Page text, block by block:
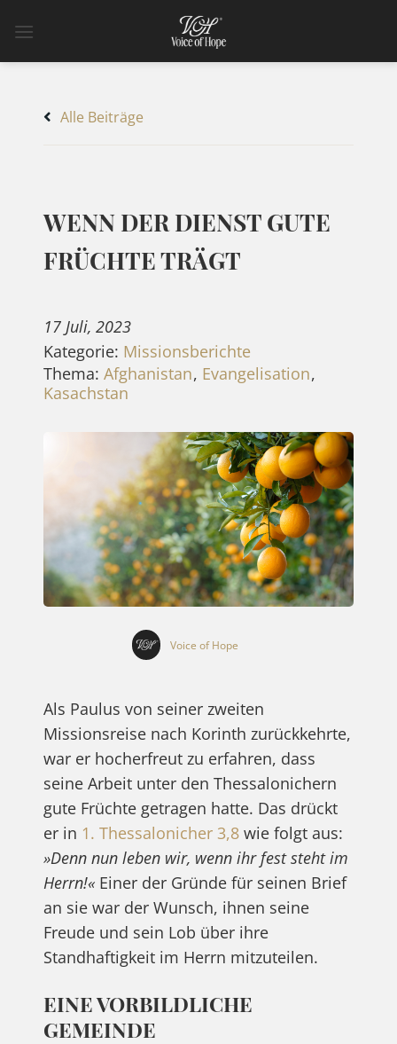
Inhalt
Alle Beiträge
WENN DER DIENST GUTE
FRÜCHTE TRÄGT
17 Juli, 2023
Kategorie: Missionsberichte
Thema: Afghanistan, Evangelisation,
Kasachstan
Voice of Hope
Als Paulus von seiner zweiten
Missionsreise nach Korinth zurückkehrte,
war er hocherfreut zu erfahren, dass
seine Arbeit unter den Thessalonichern
gute Früchte getragen hatte. Das drückt
er in 1. Thessalonicher 3,8wie folgt aus:
»Denn nun leben wir, wenn ihr fest steht im
Herrn!«Einer der Gründe für seinen Brief
an sie war der Wunsch, ihnen seine
Freude und sein Lob über ihre
Standhaftigkeit im Herrn mitzuteilen.
EINE VORBILDLICHE
GEMEINDE